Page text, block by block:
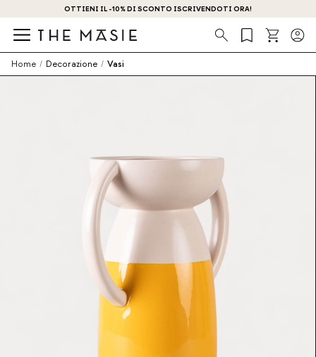
OTTIENI IL -10% DI SCONTO ISCRIVENDOTI ORA!
Ricerca
Home / Decorazione / Vasi